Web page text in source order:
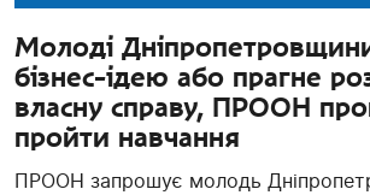
Молоді
бізнес-ідею або прагне
власну справу, ПРООН
пройти навчання
ПРООН запрошує молодь